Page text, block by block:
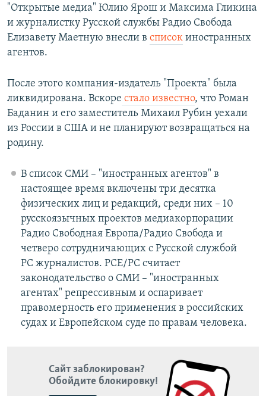
"Открытые медиа" Юлию Ярош и Максима Гликина
и журналистку Русской службы Радио Свобода
Елизавету Маетную внесли в список иностранных
агентов.
После этого компания-издатель "Проекта" была
ликвидирована. Вскоре стало известно, что Роман
Баданин и его заместитель Михаил Рубин уехали
из России в США и не планируют возвращаться на
родину.
В список СМИ – "иностранных агентов" в
настоящее время включены три десятка
физических лиц и редакций, среди них – 10
русскоязычных проектов медиакорпорации
Радио Свободная Европа/Радио Свобода и
четверо сотрудничающих с Русской службой
РС журналистов. РСЕ/РС считает
законодательство о СМИ – "иностранных
агентах" репрессивным и оспаривает
правомерность его применения в российских
судах и Европейском суде по правам человека.
Сайт заблокирован?
Обойдите блокировку!